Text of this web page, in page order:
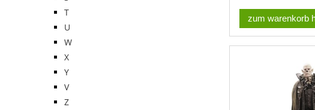
T
U
W
X
Y
V
Z
zum warenkorb